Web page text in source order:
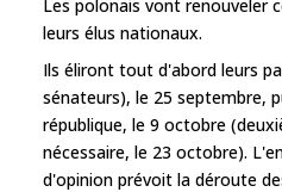
Les polonais vont renouveler
leurs élus nationaux.
Ils éliront tout d'abord leurs
sénateurs), le 25 septembre,
république, le 9 octobre
nécessaire, le 23 octobre).
d'opinion prévoit la déroute